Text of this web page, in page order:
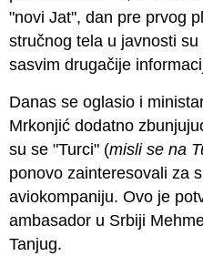
"novi Jat", dan pre prvog
stručnog tela u javnosti
sasvim drugačije
Danas se oglasio i
Mrkonjić dodatno
su se "Turci" (misli se na
ponovo zainteresovali za
aviokompaniju. Ovo je
ambasador u Srbiji
Tanjug.